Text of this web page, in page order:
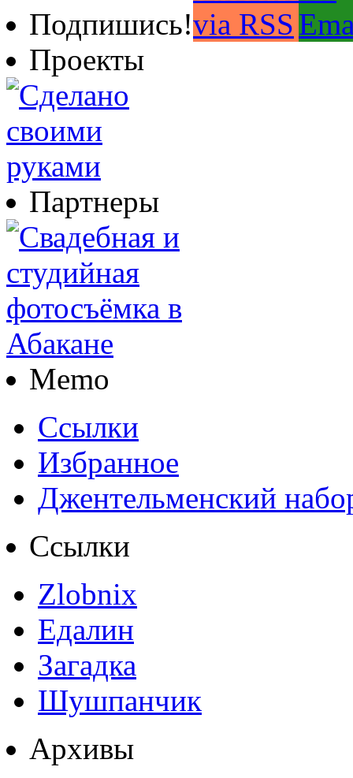
Подпишись!
Проекты
Партнеры
Memo
Ссылки
Избранное
Джентельменский
Ссылки
Zlobnix
Едалин
Загадка
Шушпанчик
Архивы